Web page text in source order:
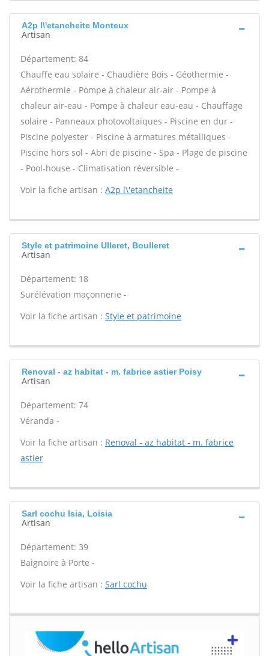
A2p l\'etancheite Monteux
Artisan
Département: 84
Chauffe eau solaire - Chaudière Bois - Géothermie -
Aérothermie - Pompe à chaleur air-air - Pompe à
chaleur air-eau - Pompe à chaleur eau-eau - Chauffage
solaire - Panneaux photovoltaïques - Piscine en dur -
Piscine polyester - Piscine à armatures métalliques -
Piscine hors sol - Abri de piscine - Spa - Plage de piscine
- Pool-house - Climatisation réversible -
Voir la fiche artisan : A2p l\'etancheite
Style et patrimoine Ulleret, Boulleret
Artisan
Département: 18
Surélévation maçonnerie -
Voir la fiche artisan : Style et patrimoine
Renoval - az habitat - m. fabrice astier Poisy
Artisan
Département: 74
Véranda -
Voir la fiche artisan : Renoval - az habitat - m. fabrice
astier
Sarl cochu Isia, Loisia
Artisan
Département: 39
Baignoire à Porte -
Voir la fiche artisan : Sarl cochu